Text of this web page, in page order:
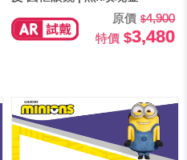
原價
4,900
特價
3,480